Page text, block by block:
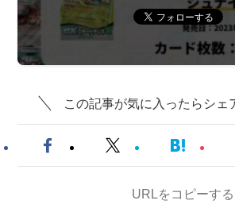
この記事が気に入ったらシェ
URLをコピーする